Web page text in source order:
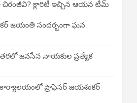
decrease
క్లారిటీ ఇచ్చిన ఆయన టీమ్
జయంతి సందర్భంగా ఘన
జనసేన నాయకుల ప్రత్యేక
ప్రొఫెసర్ జయశంకర్